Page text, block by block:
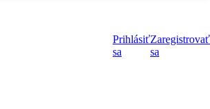
Prihlásiť
sa
Zaregistrovať
sa